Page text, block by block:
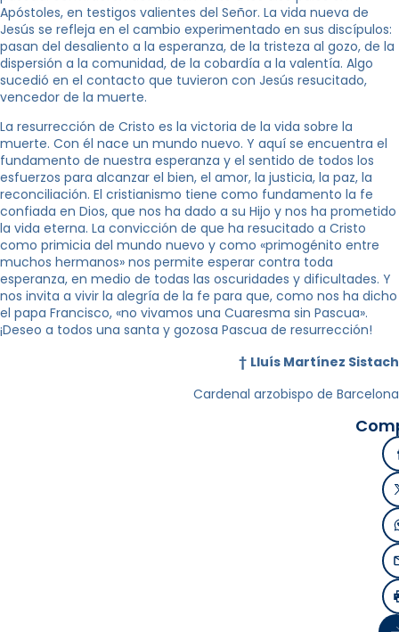
Apóstoles, en testigos valientes del Señor. La vida nueva de
Jesús se refleja en el cambio experimentado en sus discípulos:
pasan del desaliento a la esperanza, de la tristeza al gozo, de la
dispersión a la comunidad, de la cobardía a la valentía. Algo
sucedió en el contacto que tuvieron con Jesús resucitado,
vencedor de la muerte.
La resurrección de Cristo es la victoria de la vida sobre la
muerte. Con él nace un mundo nuevo. Y aquí se encuentra el
fundamento de nuestra esperanza y el sentido de todos los
esfuerzos para alcanzar el bien, el amor, la justicia, la paz, la
reconciliación. El cristianismo tiene como fundamento la fe
confiada en Dios, que nos ha dado a su Hijo y nos ha prometido
la vida eterna. La convicción de que ha resucitado a Cristo
como primicia del mundo nuevo y como «primogénito entre
muchos hermanos» nos permite esperar contra toda
esperanza, en medio de todas las oscuridades y dificultades. Y
nos invita a vivir la alegría de la fe para que, como nos ha dicho
el papa Francisco, «no vivamos una Cuaresma sin Pascua».
¡Deseo a todos una santa y gozosa Pascua de resurrección!
† Lluís Martínez Sistach
Cardenal arzobispo de Barcelona